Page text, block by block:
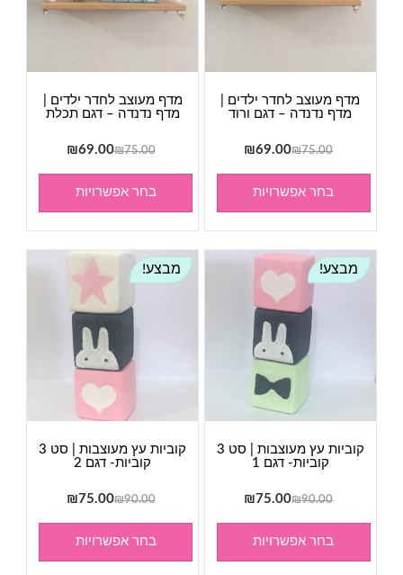
מדף מעוצב לחדר ילדים |
מדף נדנדה – דגם ורוד
₪75.00
המחיר
היה:
₪69.00
המחיר
בחר אפשרויות
מדף מעוצב לחדר ילדים |
מדף נדנדה – דגם תכלת
₪75.00
המחיר
היה:
₪69.00
בחר אפשרויות
מבצע!
קוביות עץ מעוצבות | סט 3
קוביות- דגם 1
₪90.00
המחיר
היה:
₪75.00
המחיר
בחר אפשרויות
מבצע!
קוביות עץ מעוצבות | סט 3
קוביות- דגם 2
₪90.00
המחיר
היה:
₪75.00
בחר אפשרויות